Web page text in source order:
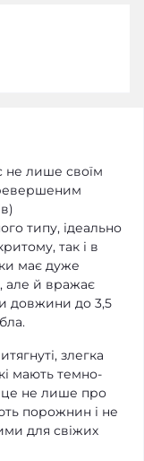
не лише своїм
типу, ідеально
так і в
має дуже
але й вражає
довжини до 3,5
злегка
мають темно-
це не лише про
порожнин і не
для свіжих